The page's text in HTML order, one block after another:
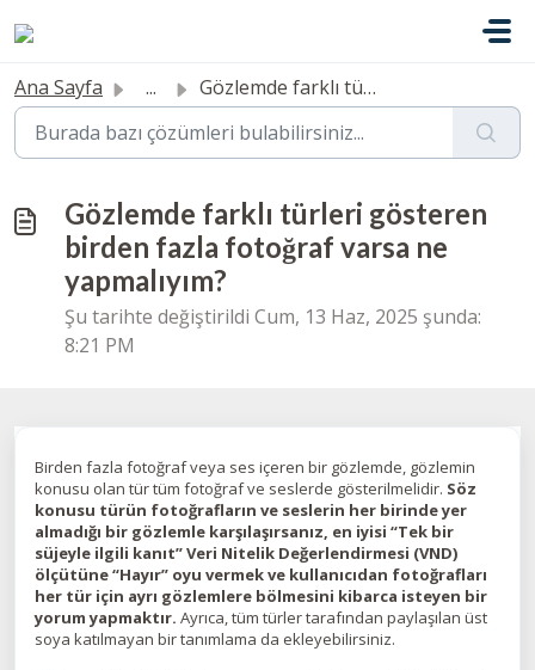
Ana Sayfa ... Gözlemde farklı türleri gösteren birden fazla fotoğraf va...
Gözlemde farklı türleri gösteren
birden fazla fotoğraf varsa ne
yapmalıyım?
Şu tarihte değiştirildi Cum, 13 Haz, 2025 şunda:
8:21 PM
Birden fazla fotoğraf veya ses içeren bir gözlemde, gözlemin
konusu olan tür tüm fotoğraf ve seslerde gösterilmelidir. Söz
konusu türün fotoğrafların ve seslerin her birinde yer
almadığı bir gözlemle karşılaşırsanız, en iyisi “Tek bir
süjeyle ilgili kanıt” Veri Nitelik Değerlendirmesi (VND)
ölçütüne “Hayır” oyu vermek ve kullanıcıdan fotoğrafları
her tür için ayrı gözlemlere bölmesini kibarca isteyen bir
yorum yapmaktır. Ayrıca, tüm türler tarafından paylaşılan üst
soya katılmayan bir tanımlama da ekleyebilirsiniz.